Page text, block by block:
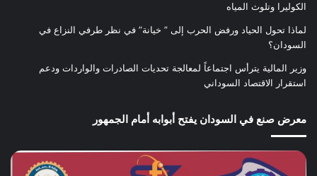
الكوليرا وتلوث المياه
لماذا تحول الحياد ورفض الحرب إلى ” خيانة” في نظر طرفي النزاع في
السودان؟
وزير المالية يترأس اجتماعاً لمعالجة تحديات الصادرات والواردات ودعم
استقرار الاقتصاد السوداني
معرض صنع في السودان يفتح أبوابه أمام الجمهور